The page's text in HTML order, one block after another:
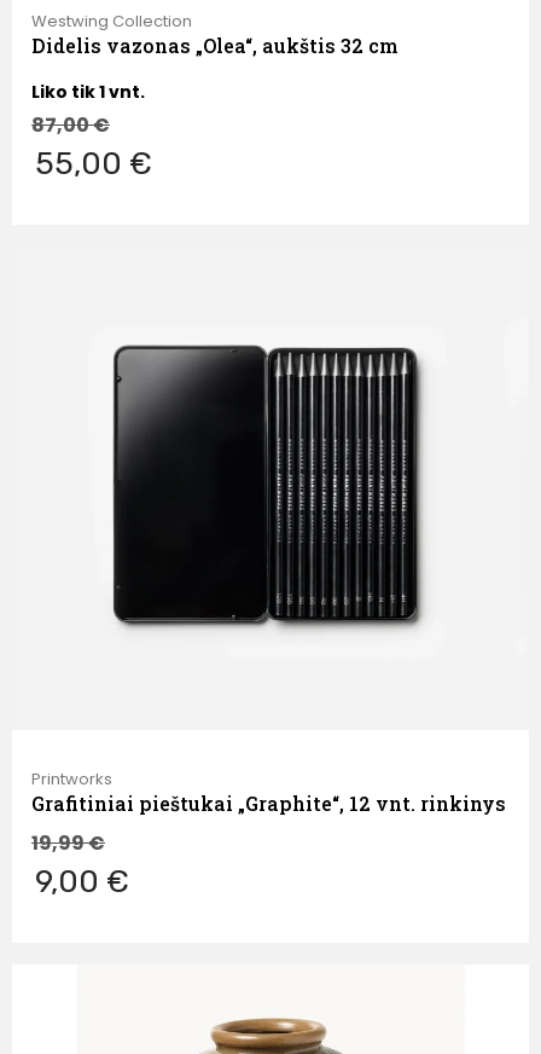
Westwing Collection
Didelis vazonas „Olea“, aukštis 32 cm
Liko tik 1 vnt.
87,00€
55,00 €
Printworks
Grafitiniai pieštukai „Graphite“, 12 vnt. rinkinys
19,99€
9,00 €